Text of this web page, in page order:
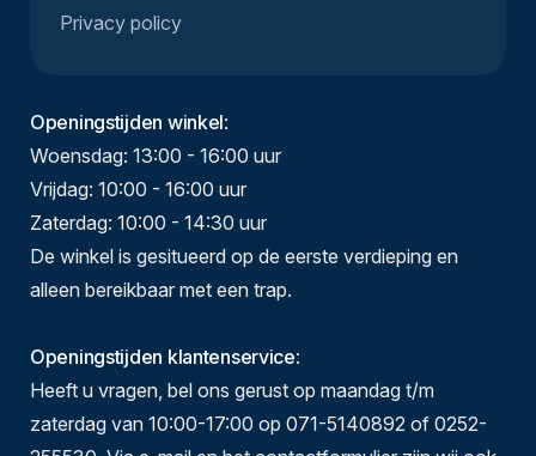
Privacy policy
Openingstijden winkel:
Woensdag: 13:00 - 16:00 uur
Vrijdag: 10:00 - 16:00 uur
Zaterdag: 10:00 - 14:30 uur
De winkel is gesitueerd op de eerste verdieping en
alleen bereikbaar met een trap.
Openingstijden klantenservice:
Heeft u vragen, bel ons gerust op maandag t/m
zaterdag van 10:00-17:00 op 071-5140892 of 0252-